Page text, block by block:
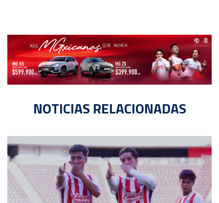
NOTICIAS RELACIONADAS